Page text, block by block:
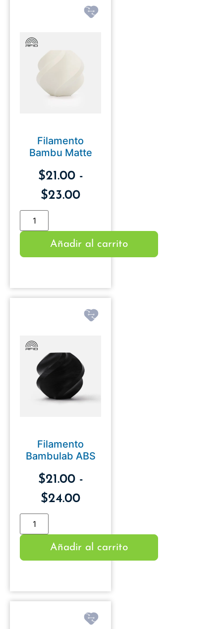
Filamento
Bambu Matte
$21.00 -
$23.00
Añadir al carrito
Filamento
Bambulab ABS
$21.00 -
$24.00
Añadir al carrito